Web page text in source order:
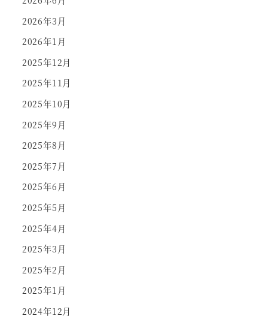
2026年3月
2026年1月
2025年12月
2025年11月
2025年10月
2025年9月
2025年8月
2025年7月
2025年6月
2025年5月
2025年4月
2025年3月
2025年2月
2025年1月
2024年12月